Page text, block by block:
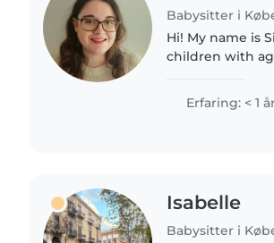
Babysitter i
Hi! My name is
children with
responsible, and..
Erfaring: < 1
Isabelle
Babysitter i